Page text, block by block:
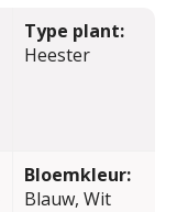
Type plant:
Heester
Bloemkleur:
Blauw, Wit